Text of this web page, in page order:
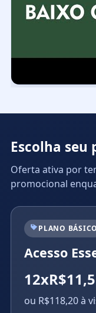
Escolha seu
Oferta ativa por
promocional
PLANO BÁSICO
Acesso
ou R$118,20 à